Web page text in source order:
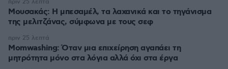
Μουσακάς: Η μπεσαμέλ, τα λαχανικά και το τηγάνισμα
της μελιτζάνας, σύμφωνα με τους σεφ
πριν 25 λεπτά
Momwashing: Όταν μια επιχείρηση αγαπάει τη
μητρότητα μόνο στα λόγια αλλά όχι στα έργα
πριν 25 λεπτά